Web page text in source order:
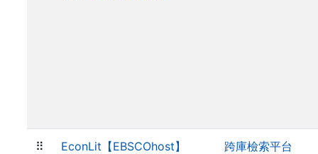
⠿ EconLit【EBSCOhost】
跨庫檢索平台